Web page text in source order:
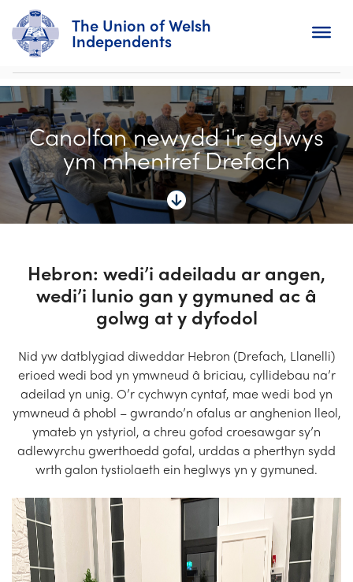
The Union of Welsh
Independents
Search
Home
About
For Churches
Activity
Church Finder
Training
Contact Us
Canolfan newydd i'r eglwys
ym mhentref Drefach
Hebron: wedi’i adeiladu ar angen,
wedi’i lunio gan y gymuned ac â
golwg at y dyfodol
Nid yw datblygiad diweddar Hebron (Drefach, Llanelli)
erioed wedi bod yn ymwneud â briciau, cyllidebau na’r
adeilad yn unig. O’r cychwyn cyntaf, mae wedi bod yn
ymwneud â phobl – gwrando’n ofalus ar anghenion lleol,
ymateb yn ystyriol, a chreu gofod croesawgar sy’n
adlewyrchu gwerthoedd gofal, urddas a pherthyn sydd
wrth galon tystiolaeth ein heglwys yn y gymuned.